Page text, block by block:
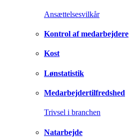
Ansættelsesvilkår
Kontrol af medarbejdere
Kost
Lønstatistik
Medarbejdertilfredshed
Trivsel i branchen
Natarbejde